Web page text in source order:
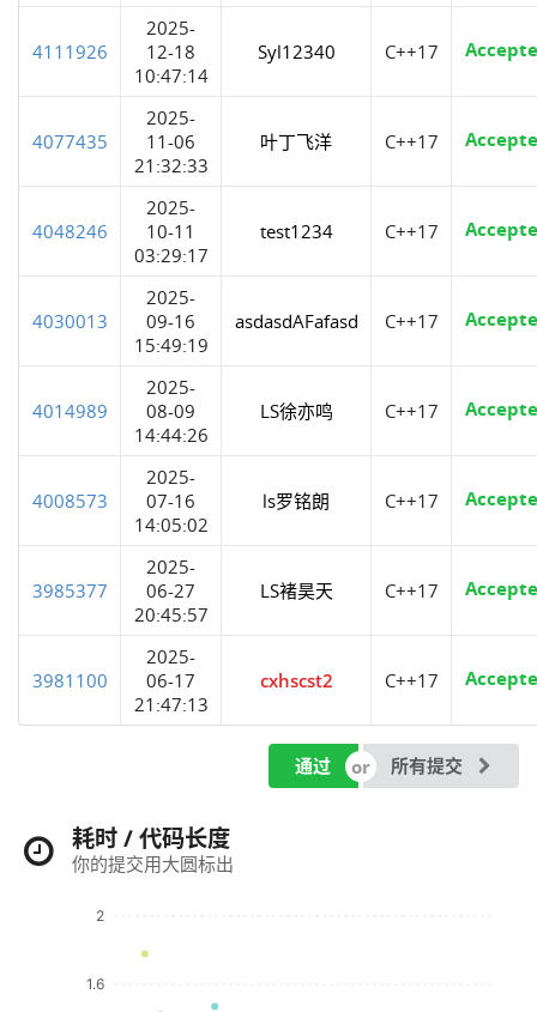
4111926
2025-
12-18
10:47:14
Syl12340 C++17
4077435
2025-
11-06
21:32:33
叶丁飞洋 C++17
4048246
2025-
10-11
03:29:17
test1234 C++17
4030013
2025-
09-16
15:49:19
asdasdAFafasd C++17
4014989
2025-
08-09
14:44:26
LS徐亦鸣 C++17
4008573
2025-
07-16
14:05:02
ls罗铭朗 C++17
3985377
2025-
06-27
20:45:57
LS褚昊天 C++17
3981100
2025-
06-17
21:47:13
cxhscst2 C++17
通过 所有提交
耗时 / 代码长度
你的提交用大圆标出